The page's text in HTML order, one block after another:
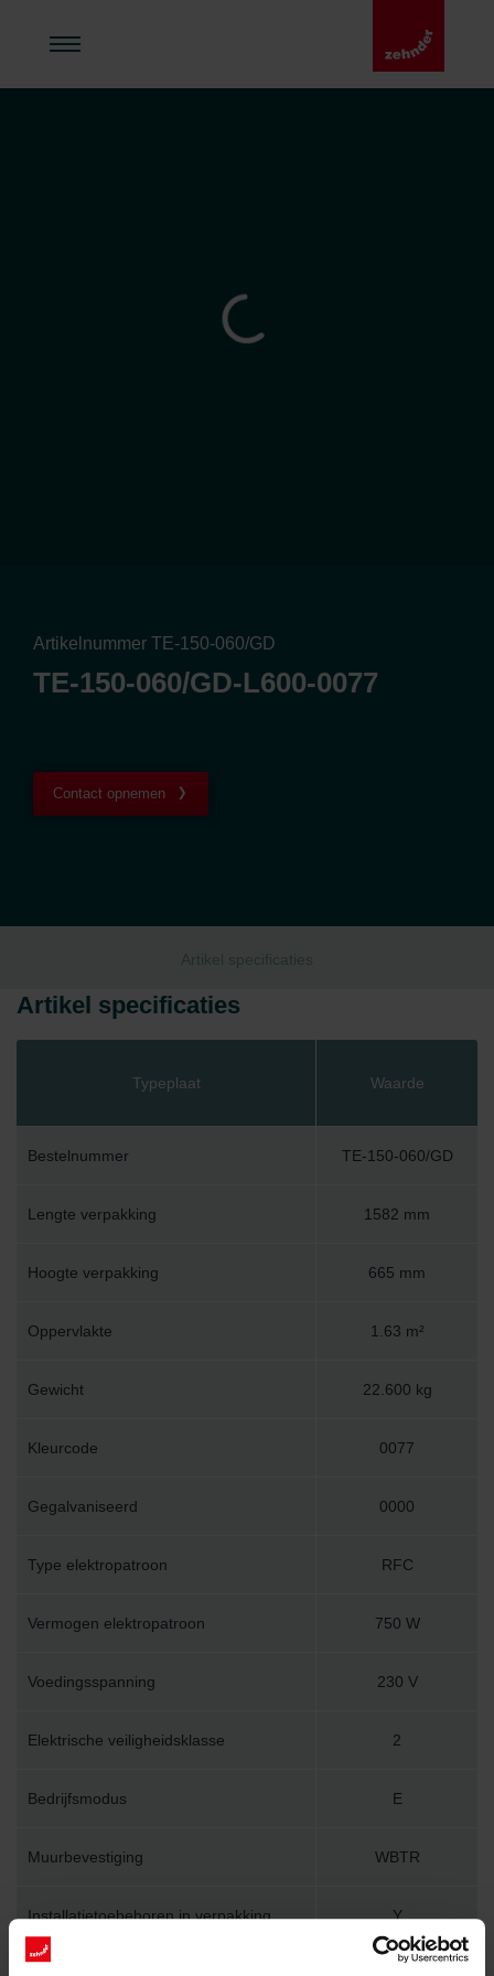
Artikelnummer TE-150-060/GD
TE-150-060/GD-L600-0077
Contact opnemen
Artikel specificaties
Artikel specificaties
Typeplaat Waarde
Bestelnummer TE-150-060/GD
Lengte verpakking 1582 mm
Hoogte verpakking 665 mm
Oppervlakte 1.63 m²
Gewicht 22.600 kg
Kleurcode 0077
Gegalvaniseerd 0000
Type elektropatroon RFC
Vermogen elektropatroon 750 W
Voedingsspanning 230 V
Elektrische veiligheidsklasse 2
Bedrijfsmodus E
Muurbevestiging WBTR
Installatietoebehoren in verpakking Y